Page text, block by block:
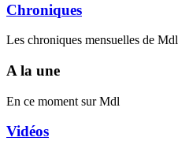
Chroniques
Les chroniques mensuelles de Mdl
A la une
En ce moment sur Mdl
Vidéos